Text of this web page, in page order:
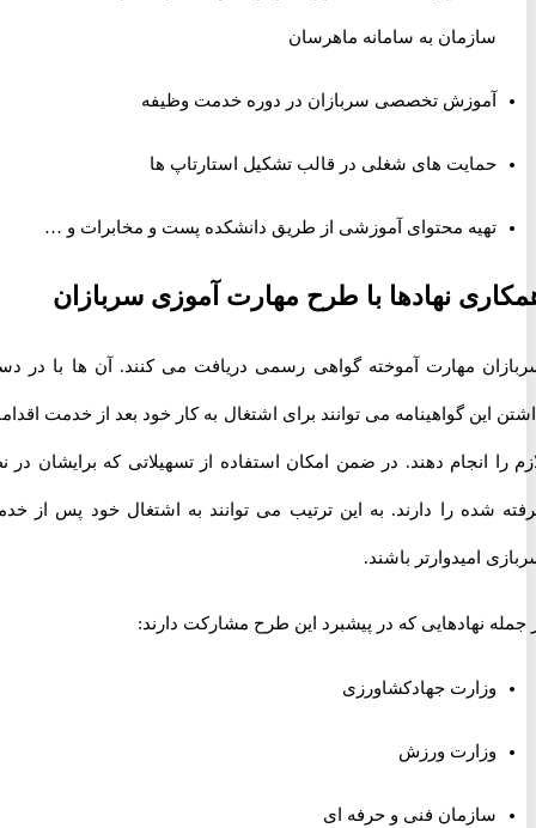
سازمان به سامانه ماهرسان
آموزش تخصصی سربازان در دوره خدمت وظیفه
حمایت های شغلی در قالب تشکیل استارتاپ ها
تهیه محتوای آموزشی از طریق دانشکده پست و مخابرات و …
نهادها با طرح مهارت آموزی سربازان
مهارت آموخته گواهی رسمی دریافت می کنند. آن ها با در دست
این گواهینامه می توانند برای اشتغال به کار خود بعد از خدمت اقدامات
انجام دهند. در ضمن امکان استفاده از تسهیلاتی که برایشان در نظر
شده را دارند. به این ترتیب می توانند به اشتغال خود پس از خدمت
امیدوارتر باشند.
نهادهایی که در پیشبرد این طرح مشارکت دارند:
وزارت جهادکشاورزی
وزارت ورزش
سازمان فنی و حرفه ای